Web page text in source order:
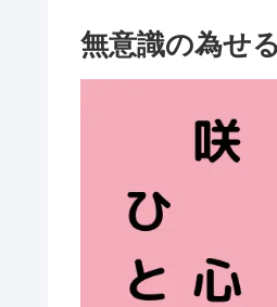
無意識の為せる